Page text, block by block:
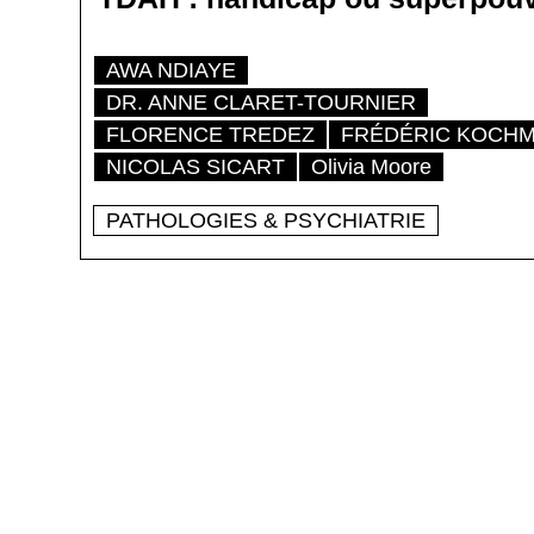
AWA NDIAYE
DR. ANNE CLARET-TOURNIER
FLORENCE TREDEZ
FRÉDÉRIC
NICOLAS SICART
Olivia Moore
PATHOLOGIES & PSYCHIATRIE